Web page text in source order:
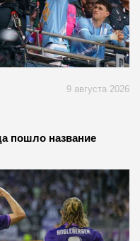
9 августа 2026
пошло название